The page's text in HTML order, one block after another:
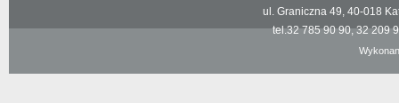
ul. Graniczna 49, 40-018
tel.32 785 90 90, 32 209